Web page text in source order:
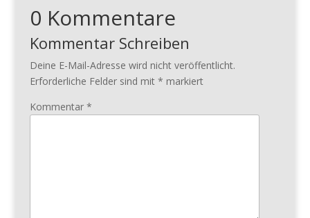
0 Kommentare
Kommentar Schreiben
Deine E-Mail-Adresse wird nicht veröffentlicht.
Erforderliche Felder sind mit * markiert
Kommentar *